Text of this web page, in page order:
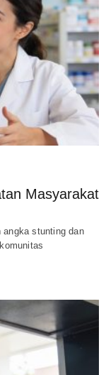
Masyarakat
angka stunting dan